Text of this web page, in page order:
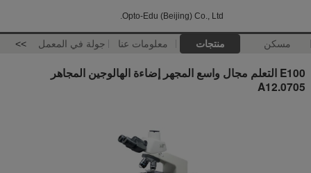
Opto-Edu (Beijing) Co., Ltd.
مسكن منتجات معلومات عنا جولة في المعمل >>
E100 التعلم مجال واسع المجهر إضاءة الهالوجين المجاهر
A12.0705